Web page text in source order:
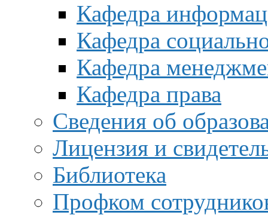
Кафедра
Кафедра
Кафедра
Кафедра права
Сведения об
Лицензия и
Библиотека
Профком